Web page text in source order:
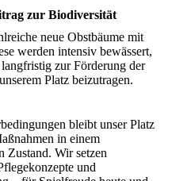
zur Biodiversität
neue Obstbäume mit
werden intensiv bewässert,
zur Förderung der
Platz beizutragen.
bleibt unser Platz
in einem
Zustand. Wir setzen
und